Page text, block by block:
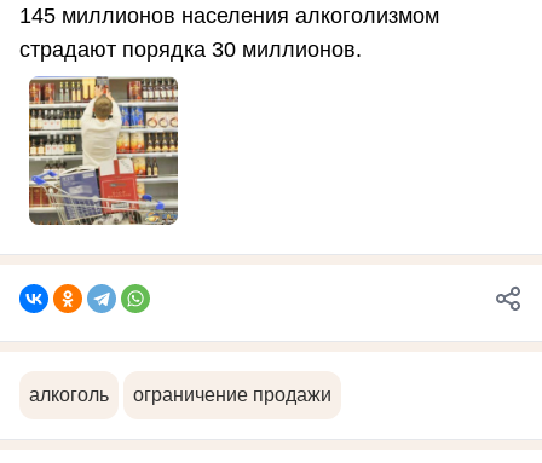
145 миллионов населения алкоголизмом
страдают порядка 30 миллионов.
алкоголь ограничение продажи